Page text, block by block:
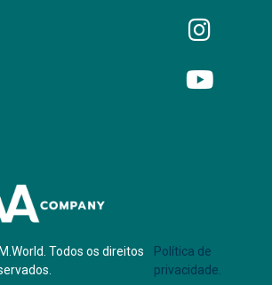
Todos os direitos
Política de
privacidade.